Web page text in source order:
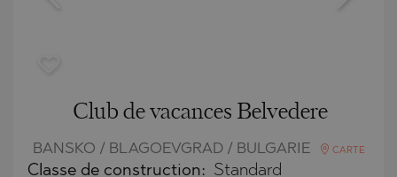
Club de vacances Belvedere
BANSKO / BLAGOEVGRAD / BULGARIE CARTE
Classe de construction: Standard